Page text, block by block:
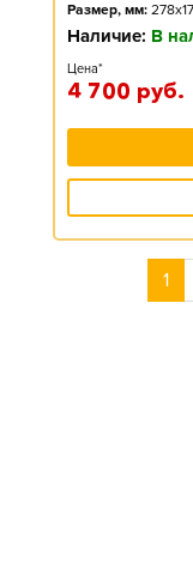
Размер, мм:
Наличие: В
Цена*
4 700 руб.
1